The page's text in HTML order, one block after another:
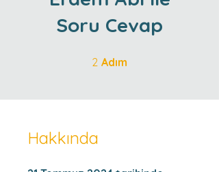
Soru Cevap
2 Adım
Hakkında